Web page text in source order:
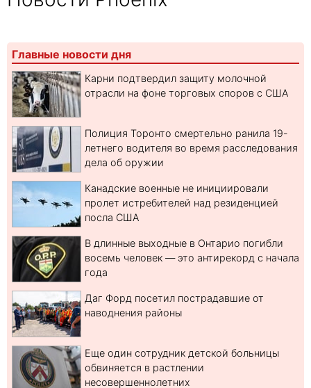
Главные новости дня
Карни подтвердил защиту молочной
отрасли на фоне торговых споров с США
Полиция Торонто смертельно ранила 19-
летнего водителя во время расследования
дела об оружии
Канадские военные не инициировали
пролет истребителей над резиденцией
посла США
В длинные выходные в Онтарио погибли
восемь человек — это антирекорд с начала
года
Даг Форд посетил пострадавшие от
наводнения районы
Еще один сотрудник детской больницы
обвиняется в растлении
несовершеннолетних